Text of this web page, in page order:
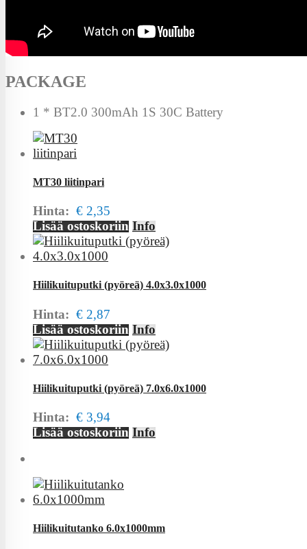
PACKAGE
1 * BT2.0 300mAh 1S 30C Battery
MT30 liitinpari
Hinta: € 2,35
Lisää ostoskoriin Info
Hiilikuituputki (pyöreä) 4.0x3.0x1000
Hinta: € 2,87
Lisää ostoskoriin Info
Hiilikuituputki (pyöreä) 7.0x6.0x1000
Hinta: € 3,94
Lisää ostoskoriin Info
Hiilikuitutanko 6.0x1000mm